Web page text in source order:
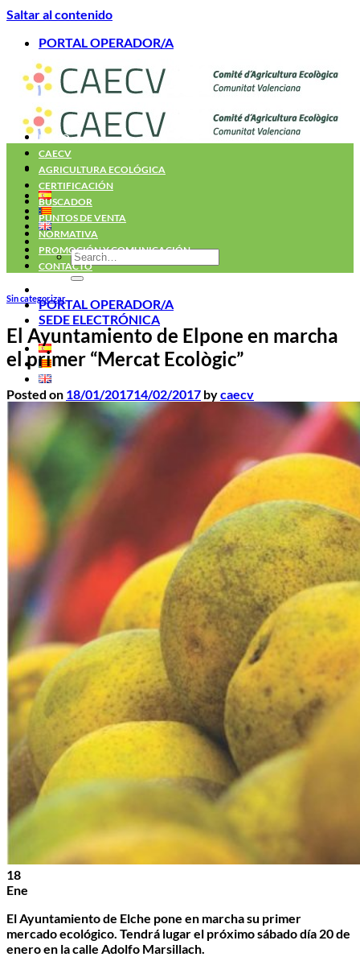
Saltar al contenido
PORTAL OPERADOR/A
PORTAL OPERADOR/A
SEDE ELECTRÓNICA
INICIO
CAECV
AGRICULTURA ECOLÓGICA
CERTIFICACIÓN
BUSCADOR
PUNTOS DE VENTA
NORMATIVA
PROMOCIÓN Y COMUNICACIÓN
CONTACTO
Sin categorizar
El Ayuntamiento de Elpone en marcha
el primer “Mercat Ecològic”
Posted on 18/01/201714/02/2017 bycaecv
18
Ene
El Ayuntamiento de Elche pone en marcha su primer
mercado ecológico. Tendrá lugar el próximo sábado día 20 de
enero en la calle Adolfo Marsillach.